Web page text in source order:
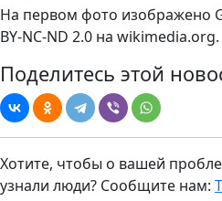
На первом фото изображено
BY-NC-ND 2.0 на wikimedia.org.
Поделитесь этой
Хотите, чтобы о вашей
узнали люди? Сообщите нам: